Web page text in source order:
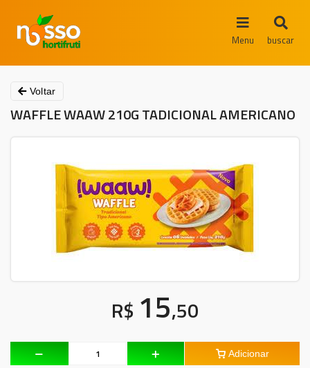
Menu buscar
Voltar
WAFFLE WAAW 210G TADICIONAL AMERICANO
R$ 15,50
Adicionar